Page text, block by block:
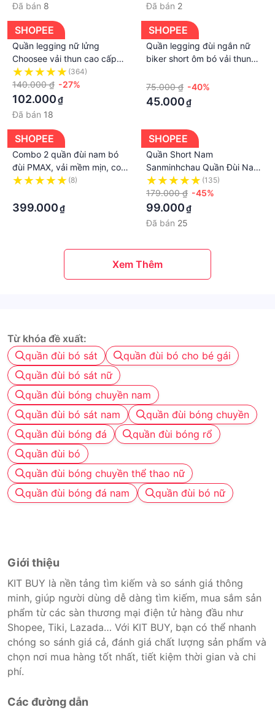
Đã bán 8
Đã bán 2
SHOPEE
Quần legging nữ lửng
Choosee vải thun cao cấp
biker nữ đùi ngố đồ mặc nhà
dáng ôm bó lưng cao tập
gym yoga CHS242
(364)
140.000 ₫ -27%
102.000₫
Đã bán 18
SHOPEE
Quần legging đùi ngắn nữ
biker short ôm bó vải thun
75.000 ₫ -40%
45.000₫
SHOPEE
Combo 2 quần đùi nam bó
đùi PMAX, vải mềm mịn, co
giãn 4 chiều, thấm hút, vận
(8)
399.000₫
SHOPEE
Quần Short Nam
Sanminhchau Quần Đùi Nam
Cạp Cao Bó Gấu Tôn Dáng
Phong Cách Hàn Quốc
Không Bai Xù Qs304
(135)
179.000 ₫ -45%
99.000₫
Đã bán 25
Xem Thêm
Từ khóa đề xuất:
quần đùi bó sát
quần đùi bó cho bé gái
quần đùi bó sát nữ
quần đùi bóng chuyền nam
quần đùi bó sát nam
quần đùi bóng chuyền
quần đùi bóng đá
quần đùi bóng rổ
quần đùi bó
quần đùi bóng chuyền thể thao nữ
quần đùi bóng đá nam
quần đùi bó nữ
Giới thiệu
KIT BUY là nền tảng tìm kiếm và so sánh giá thông
minh, giúp người dùng dễ dàng tìm kiếm, mua sắm sản
phẩm từ các sàn thương mại điện tử hàng đầu như
Shopee, Tiki, Lazada… Với KIT BUY, bạn có thể nhanh
chóng so sánh giá cả, đánh giá chất lượng sản phẩm và
chọn nơi mua hàng tốt nhất, tiết kiệm thời gian và chi
phí.
Các đường dẫn